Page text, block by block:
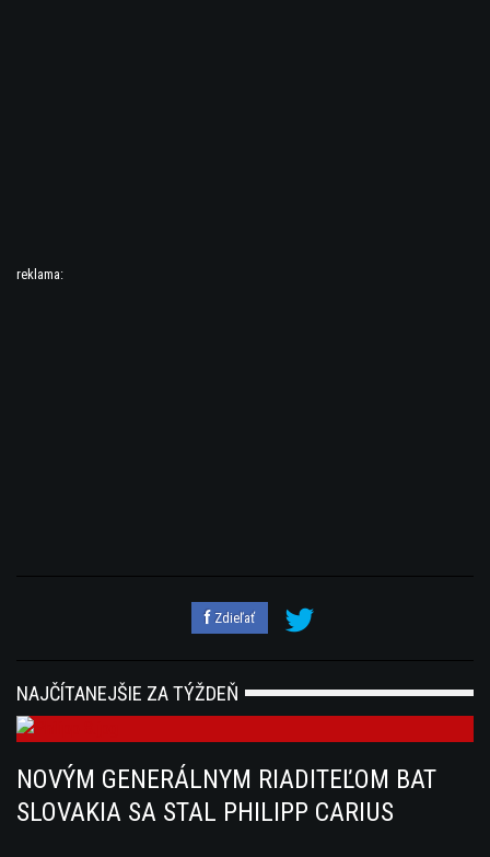
reklama:
Zdieľať
NAJČÍTANEJŠIE ZA TÝŽDEŇ
NOVÝM GENERÁLNYM RIADITEĽOM BAT
SLOVAKIA SA STAL PHILIPP CARIUS